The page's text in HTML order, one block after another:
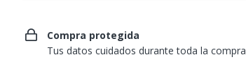
Compra protegida
Tus datos cuidados durante toda la